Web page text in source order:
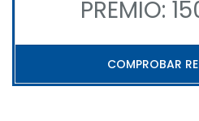
PREMIO:
COMPROBAR